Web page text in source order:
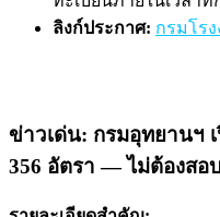
ลิงก์ประกาศ: กรมโร
ข่าวเด่น: กรมอุทยานฯ
356 อัตรา — ไม่ต้องสอ